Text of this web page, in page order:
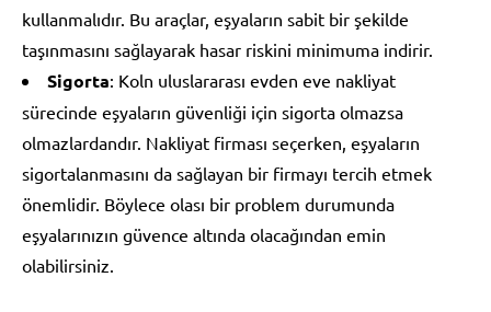
kullanmalıdır. Bu araçlar, eşyaların sabit bir şekilde
taşınmasını sağlayarak hasar riskini minimuma indirir.
Sigorta: Koln uluslararası evden eve nakliyat
sürecinde eşyaların güvenliği için sigorta olmazsa
olmazlardandır. Nakliyat firması seçerken, eşyaların
sigortalanmasını da sağlayan bir firmayı tercih etmek
önemlidir. Böylece olası bir problem durumunda
eşyalarınızın güvence altında olacağından emin
olabilirsiniz.